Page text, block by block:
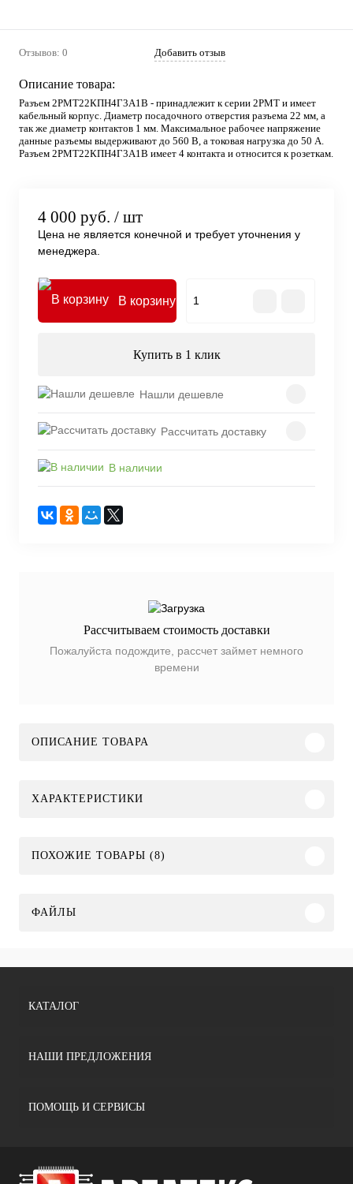
Отзывов: 0 Добавить отзыв
Описание товара:
Разъем 2РМТ22КПН4Г3А1В - принадлежит к серии 2РМТ и имеет
кабельный корпус. Диаметр посадочного отверстия разъема 22 мм, а
так же диаметр контактов 1 мм. Максимальное рабочее напряжение
данные разъемы выдерживают до 560 В, а токовая нагрузка до 50 А.
Разъем 2РМТ22КПН4Г3А1В имеет 4 контакта и относится к розеткам.
4 000 руб. / шт
Цена не является конечной и требует уточнения у
менеджера.
В корзину
Купить в 1 клик
Нашли дешевле
Рассчитать доставку
В наличии
Рассчитываем стоимость доставки
Пожалуйста подождите, рассчет займет немного
времени
ОПИСАНИЕ ТОВАРА
ХАРАКТЕРИСТИКИ
ПОХОЖИЕ ТОВАРЫ (8)
ФАЙЛЫ
КАТАЛОГ
НАШИ ПРЕДЛОЖЕНИЯ
ПОМОЩЬ И СЕРВИСЫ